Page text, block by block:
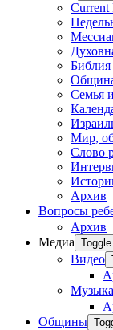
Current
Библия
Семья
Мир,
Слово
Архив
Вопросы
Архив
Медиа
Видео
Музыка
Общины